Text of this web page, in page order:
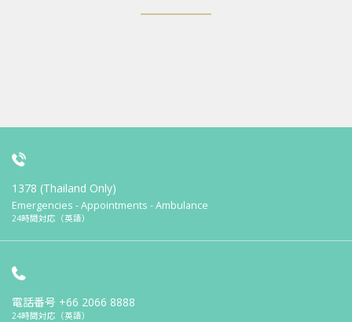
1378 (Thailand Only)
Emergencies - Appointments - Ambulance
24時間対応（英語）
電話番号 +66 2066 8888
24時間対応（英語）